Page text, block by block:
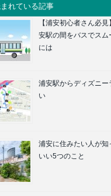
れている記事
【浦安初心者さん必
安駅の間をバスでスム
には
浦安駅からディズニー
い
浦安に住みたい人が知
いい5つのこと